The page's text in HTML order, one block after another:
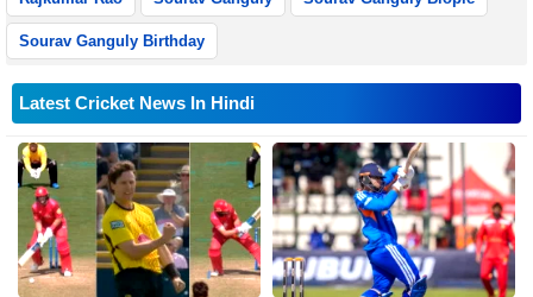
Sourav Ganguly Birthday
Latest Cricket News In Hindi